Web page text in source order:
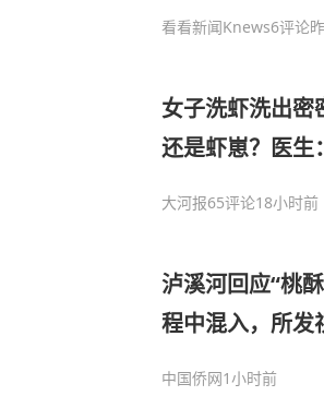
看看新闻Knews6评论
女子洗虾洗出密
还是虾崽？医生
大河报65评论18小时前
泸溪河回应“桃
程中混入，所发
中国侨网1小时前